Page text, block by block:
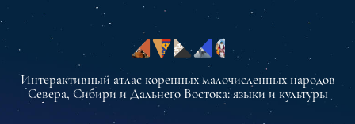
Интерактивный атлас коренных малочисленных народов
Севера, Сибири и Дальнего Востока: языки и культуры